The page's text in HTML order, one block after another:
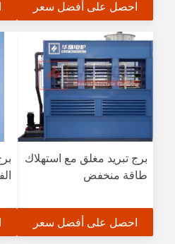
احصل على أفضل سعر
برج تبريد مغلق مع استهلاك
طاقة منخفض
احصل على أفضل سعر